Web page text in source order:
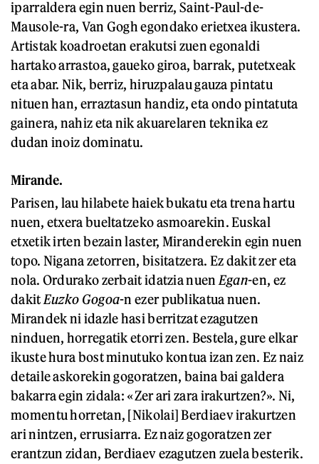
iparraldera egin nuen berriz, Saint-Paul-de-
Mausole-ra, Van Gogh egondako erietxea ikustera.
Artistak koadroetan erakutsi zuen egonaldi
hartako arrastoa, gaueko giroa, barrak, putetxeak
eta abar. Nik, berriz, hiruzpalau gauza pintatu
nituen han, erraztasun handiz, eta ondo pintatuta
gainera, nahiz eta nik akuarelaren teknika ez
dudan inoiz dominatu.
Mirande.
Parisen, lau hilabete haiek bukatu eta trena hartu
nuen, etxera bueltatzeko asmoarekin. Euskal
etxetik irten bezain laster, Miranderekin egin nuen
topo. Nigana zetorren, bisitatzera. Ez dakit zer eta
nola. Ordurako zerbait idatzia nuen Egan-en, ez
dakit Euzko Gogoa-n ezer publikatua nuen.
Mirandek ni idazle hasi berritzat ezagutzen
ninduen, horregatik etorri zen. Bestela, gure elkar
ikuste hura bost minutuko kontua izan zen. Ez naiz
detaile askorekin gogoratzen, baina bai galdera
bakarra egin zidala: «Zer ari zara irakurtzen?». Ni,
momentu horretan, [Nikolai] Berdiaev irakurtzen
ari nintzen, errusiarra. Ez naiz gogoratzen zer
erantzun zidan, Berdiaev ezagutzen zuela besterik.